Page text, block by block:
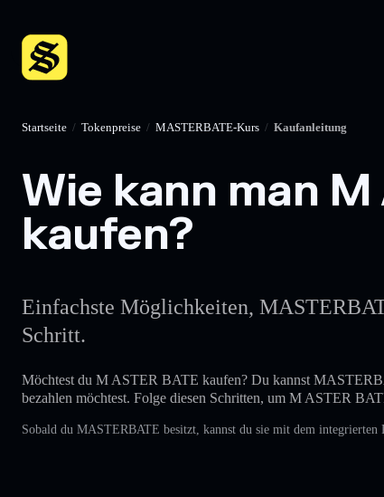
Startseite / Tokenpreise / MASTERBATE-Kurs / Kaufanleitung
Wie kann man
kaufen?
Einfachste Möglichkeiten,
Schritt.
Möchtest du M ASTER BATE kaufen? Du kannst
bezahlen möchtest. Folge diesen Schritten, um M ASTER
Sobald du MASTERBATE besitzt, kannst du sie mit dem